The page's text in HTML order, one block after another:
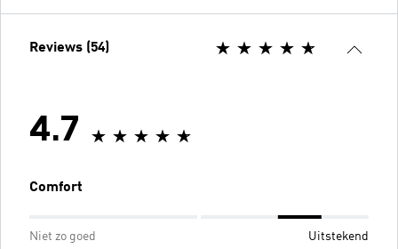
Reviews (54)
4.7
Comfort
Niet zo goed Uitstekend